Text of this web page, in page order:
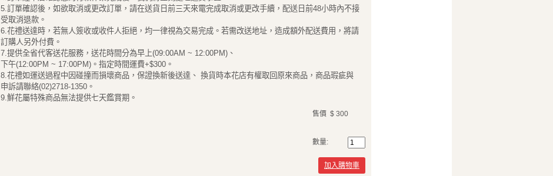
5.訂單確認後，如欲取消或更改訂單，請在送貨日前三天來電完成取消或更改手續，配送日前48小時內不接
受取消退款。
6.花禮送達時，若無人簽收或收件人拒絕，均一律視為交易完成。若需改送地址，造成額外配送費用，將請
訂購人另外付費。
7.提供全省代客送花服務，送花時間分為早上(09:00AM ~ 12:00PM)、
下午(12:00PM ~ 17:00PM)。指定時間運費+$300。
8.花禮如運送過程中因碰撞而損壞商品，保證換新後送達、 換貨時本花店有權取回原來商品，商品瑕疵與
申訴請聯絡(02)2718-1350。
9.鮮花屬特殊商品無法提供七天鑑賞期。
售價 $ 300
數量:
加入購物車